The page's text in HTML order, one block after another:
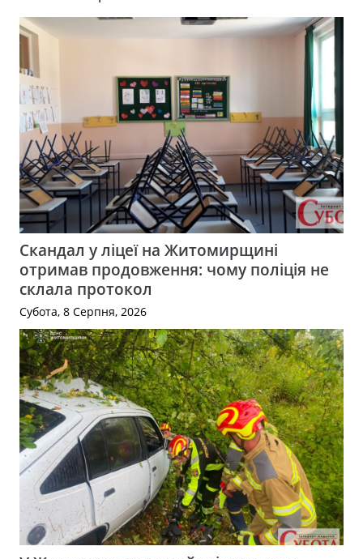
Скандал у ліцеї на Житомирщині
отримав продовження: чому поліція не
склала протокол
Субота, 8 Серпня, 2026